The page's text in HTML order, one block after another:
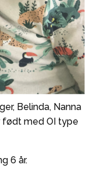
Belinda, Nanna
født med OI type
6 år.